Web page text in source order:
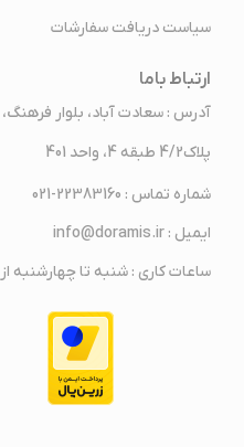
سیاست دریافت سفارشات
ارتباط باما
پلاک4/2 طبقه 4، واحد 401
شماره تماس : 22383160-021
ایمیل : info@doramis.ir
ساعات کاری : شنبه تا چهارشنبه از ساعت